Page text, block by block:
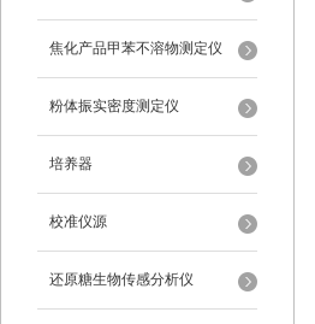
焦化产品甲苯不溶物测定仪
粉体振实密度测定仪
培养器
校准仪源
还原糖生物传感分析仪